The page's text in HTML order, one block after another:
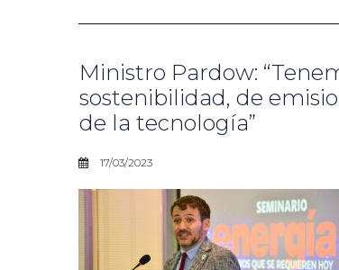
Ministro Pardow:
sostenibilidad, de
de la tecnología”
17/03/2023